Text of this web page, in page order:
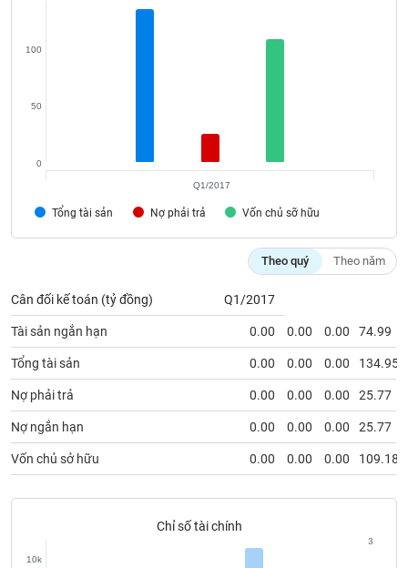
Tổng tài sản Nợ phải trả Vốn chủ sỡ hữu
0
50
100
Q1/2017
Theo quý Theo năm
Cân đối kế toán (tỷ đồng) Q1/2017
Tài sản ngắn hạn 0.00 0.00 0.00 74.99
Tổng tài sản 0.00 0.00 0.00 134.95
Nợ phải trả 0.00 0.00 0.00 25.77
Nợ ngắn hạn 0.00 0.00 0.00 25.77
Vốn chủ sở hữu 0.00 0.00 0.00 109.18
Chỉ số tài chính
10k
3
TÀI
CÔNG
NGHỆ
DỊCH
TRUYỀN
THÔNG